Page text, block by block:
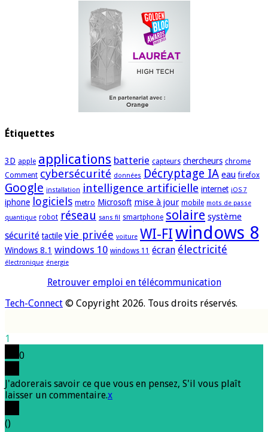
Étiquettes
3D apple applications batterie capteurs chercheurs chrome
Comment cybersécurité données Décryptage IA eau firefox
Google installation intelligence artificielle internet iOS 7
iphone logiciels metro Microsoft mise à jour mobile mots de passe
quantique robot réseau sans fil smartphone solaire système
sécurité tactile vie privée voiture WI-FIwindows 8
Windows 8.1 windows 10 windows 11 écran électricité
électronique énergie
Retrouver emploi en télécommunication
Tech-Connect © Copyright 2026. Tous droits réservés.
1
0
J'adorerais savoir ce que vous en pensez, S'il vous plaît
laisser un commentaire.x
()